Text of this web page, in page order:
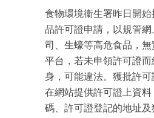
食物環境衞生署昨日開
品許可證申請，以規管
司、生蠔等高危食品，
平台，若未申領許可證而
身，可能違法。獲批許
在網站提供許可證上資
碼、許可證登記的地址